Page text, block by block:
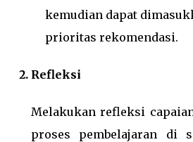
kemudian dapat
prioritas rekomendasi.
Refleksi
Melakukan refleksi
proses pembelajaran di